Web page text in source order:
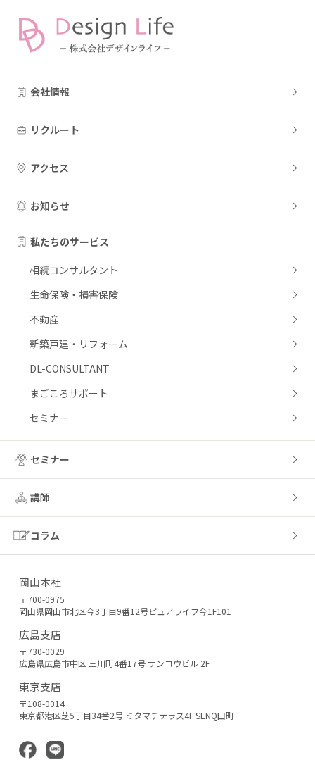
会社情報
リクルート
アクセス
お知らせ
私たちのサービス
相続コンサルタント
生命保険・損害保険
不動産
新築戸建・リフォーム
DL-CONSULTANT
まごころサポート
セミナー
セミナー
講師
コラム
岡山本社
〒700-0975
岡山県岡山市北区今3丁目9番12号ピュアライフ今1F101
広島支店
〒730-0029
広島県広島市中区 三川町4番17号 サンコウビル 2F
東京支店
〒108-0014
東京都港区芝5丁目34番2号 ミタマチテラス4F SENQ田町